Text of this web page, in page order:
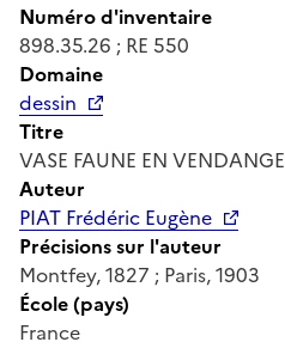
Numéro d'inventaire
898.35.26 ; RE 550
Domaine
dessin
Titre
VASE FAUNE EN VENDANGE
Auteur
PIAT Frédéric Eugène
Précisions sur l'auteur
Montfey, 1827 ; Paris, 1903
École (pays)
France